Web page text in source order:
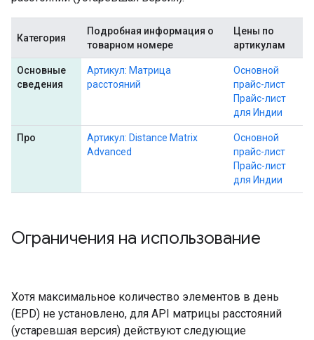
Категория
Подробная информация о
товарном номере
Цены по
артикулам
Основные
сведения
Артикул: Матрица
расстояний
Основной
прайс-лист
Прайс-лист
для Индии
Про
Артикул: Distance Matrix
Advanced
Основной
прайс-лист
Прайс-лист
для Индии
Ограничения на использование
Хотя максимальное количество элементов в день
(EPD) не установлено, для API матрицы расстояний
(устаревшая версия) действуют следующие